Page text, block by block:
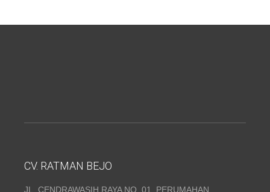
CV. RATMAN BEJO
JL. CENDRAWASIH RAYA NO. 01, PERUMAHAN